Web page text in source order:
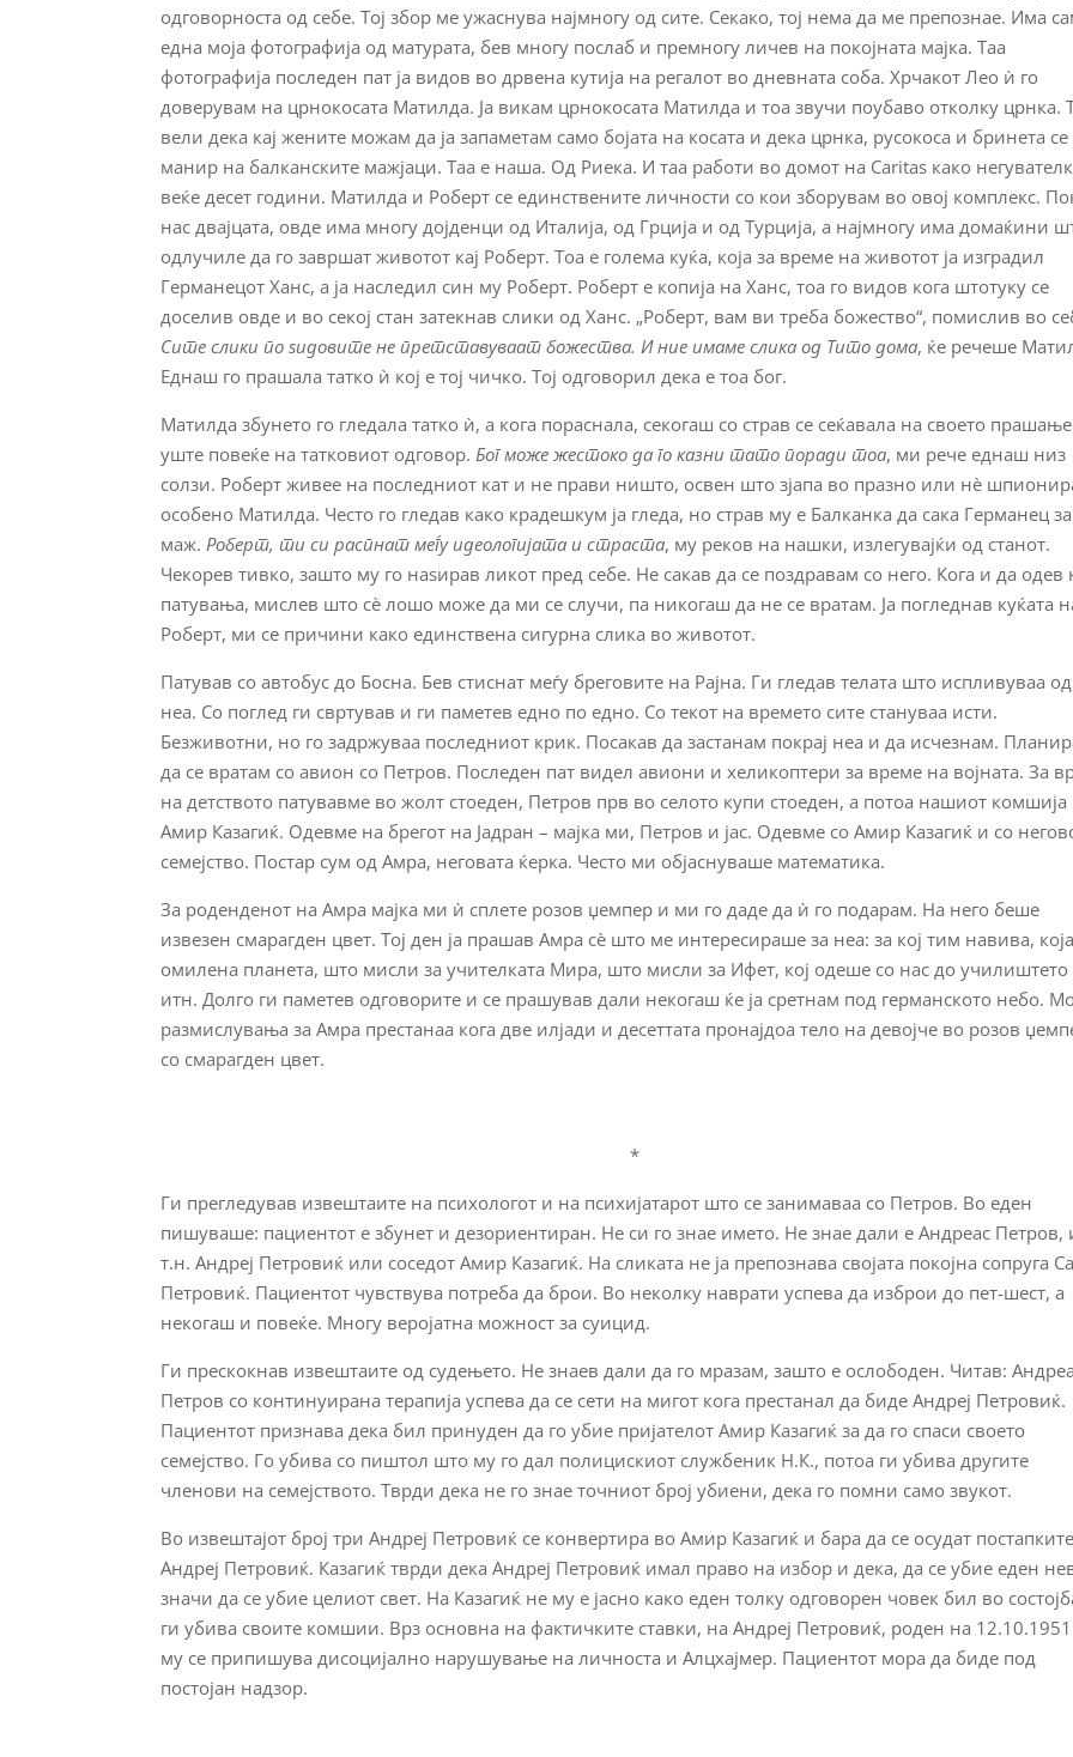
одговорноста од себе. Тој збор ме ужаснува најмногу од сите. Секако, тој нема да ме препознае. Има
една моја фотографија од матурата, бев многу послаб и премногу личев на покојната мајка. Таа
фотографија последен пат ја видов во дрвена кутија на регалот во дневната соба. Хрчакот Лео ѝ го
доверувам на црнокосата Матилда. Ја викам црнокосата Матилда и тоа звучи поубаво отколку црнка.
вели дека кај жените можам да ја запаметам само бојата на косата и дека црнка, русокоса и бринета се
манир на балканските мажјаци. Таа е наша. Од Риека. И таа работи во домот на Caritas како
веќе десет години. Матилда и Роберт се единствените личности со кои зборувам во овој комплекс.
нас двајцата, овде има многу дојденци од Италија, од Грција и од Турција, а најмногу има домаќини
одлучиле да го завршат животот кај Роберт. Тоа е голема куќа, која за време на животот ја изградил
Германецот Ханс, а ја наследил син му Роберт. Роберт е копија на Ханс, тоа го видов кога штотуку се
доселив овде и во секој стан затекнав слики од Ханс. „Роберт, вам ви треба божество“, помислив во
Сите слики по ѕидовите не претставуваат божества. И ние имаме слика од Тито дома, ќе речеше
Еднаш го прашала татко ѝ кој е тој чичко. Тој одговорил дека е тоа бог.
Матилда збунето го гледала татко ѝ, а кога пораснала, секогаш со страв се сеќавала на своето
уште повеќе на татковиот одговор.Бог може жестоко да го казни тато поради тоа, ми рече еднаш низ
солзи. Роберт живее на последниот кат и не прави ништо, освен што зјапа во празно или нè
особено Матилда. Често го гледав како крадешкум ја гледа, но страв му е Балканка да сака Германец за
маж.Роберт, ти си распнат меѓу идеологијата и страста, му реков на нашки, излегувајќи од станот.
Чекорев тивко, зашто му го наѕирав ликот пред себе. Не сакав да се поздравам со него. Кога и да одев
патувања, мислев што сè лошо може да ми се случи, па никогаш да не се вратам. Ја погледнав куќата
Роберт, ми се причини како единствена сигурна слика во животот.
Патував со автобус до Босна. Бев стиснат меѓу бреговите на Рајна. Ги гледав телата што испливуваа од
неа. Со поглед ги свртував и ги паметев едно по едно. Со текот на времето сите стануваа исти.
Безживотни, но го задржуваа последниот крик. Посакав да застанам покрај неа и да исчезнам.
да се вратам со авион со Петров. Последен пат видел авиони и хеликоптери за време на војната. За
на детството патувавме во жолт стоеден, Петров прв во селото купи стоеден, а потоа нашиот комшија
Амир Казагиќ. Одевме на брегот на Јадран – мајка ми, Петров и јас. Одевме со Амир Казагиќ и со
семејство. Постар сум од Амра, неговата ќерка. Често ми објаснуваше математика.
За роденденот на Амра мајка ми ѝ сплете розов џемпер и ми го даде да ѝ го подарам. На него беше
извезен смарагден цвет. Тој ден ја прашав Амра сè што ме интересираше за неа: за кој тим навива,
омилена планета, што мисли за учителката Мира, што мисли за Ифет, кој одеше со нас до училиштето
итн. Долго ги паметев одговорите и се прашував дали некогаш ќе ја сретнам под германското небо.
размислувања за Амра престанаа кога две илјади и десеттата пронајдоа тело на девојче во розов
со смарагден цвет.
*
Ги прегледував извештаите на психологот и на психијатарот што се занимаваа со Петров. Во еден
пишуваше: пациентот е збунет и дезориентиран. Не си го знае името. Не знае дали е Андреас Петров,
т.н. Андреј Петровиќ или соседот Амир Казагиќ. На сликата не ја препознава својата покојна сопруга
Петровиќ. Пациентот чувствува потреба да брои. Во неколку наврати успева да изброи до пет-шест, а
некогаш и повеќе. Многу веројатна можност за суицид.
Ги прескокнав извештаите од судењето. Не знаев дали да го мразам, зашто е ослободен. Читав:
Петров со континуирана терапија успева да се сети на мигот кога престанал да биде Андреј Петровиќ.
Пациентот признава дека бил принуден да го убие пријателот Амир Казагиќ за да го спаси своето
семејство. Го убива со пиштол што му го дал полицискиот службеник Н.К., потоа ги убива другите
членови на семејството. Тврди дека не го знае точниот број убиени, дека го помни само звукот.
Во извештајот број три Андреј Петровиќ се конвертира во Амир Казагиќ и бара да се осудат
Андреј Петровиќ. Казагиќ тврди дека Андреј Петровиќ имал право на избор и дека, да се убие еден
значи да се убие целиот свет. На Казагиќ не му е јасно како еден толку одговорен човек бил во
ги убива своите комшии. Врз основна на фактичките ставки, на Андреј Петровиќ, роден на 12.10.1951
му се припишува дисоцијално нарушување на личноста и Алцхајмер. Пациентот мора да биде под
постојан надзор.